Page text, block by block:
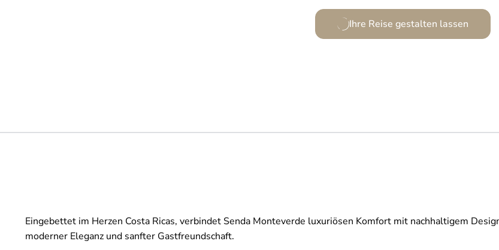
Ihre Reise gestalten lassen
Eingebettet im Herzen Costa Ricas, verbindet Senda Monteverde luxuriösen Komfort mit nachhaltigem
moderner Eleganz und sanfter Gastfreundschaft.